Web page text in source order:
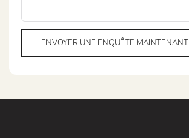
ENVOYER UNE ENQUÊTE MAINTENANT